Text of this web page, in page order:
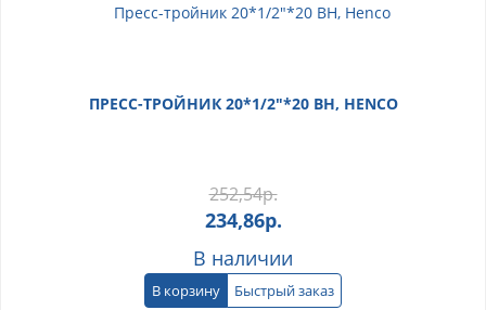
ПРЕСС-ТРОЙНИК 20*1/2"*20 ВН, HENCO
252,54р.
234,86р.
В наличии
В корзину Быстрый заказ